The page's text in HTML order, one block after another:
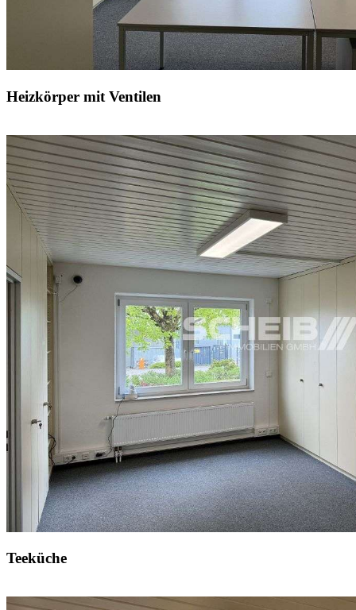
Heizkörper mit Ventilen
Teeküche